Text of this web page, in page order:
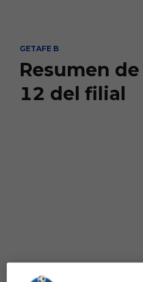
GETAFE B
Resumen
12 del filial